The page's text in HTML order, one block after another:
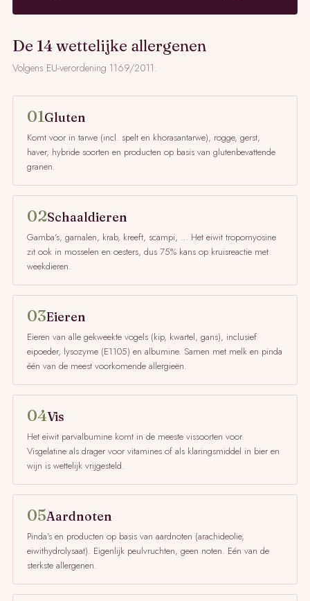
De 14 wettelijke allergenen
Volgens EU-verordening 1169/2011.
01Gluten
Komt voor in tarwe (incl. spelt en khorasantarwe), rogge, gerst,
haver, hybride soorten en producten op basis van glutenbevattende
granen.
02Schaaldieren
Gamba's, garnalen, krab, kreeft, scampi, … Het eiwit tropomyosine
zit ook in mosselen en oesters, dus 75% kans op kruisreactie met
weekdieren.
03Eieren
Eieren van alle gekweekte vogels (kip, kwartel, gans), inclusief
eipoeder, lysozyme (E1105) en albumine. Samen met melk en pinda
één van de meest voorkomende allergieën.
04Vis
Het eiwit parvalbumine komt in de meeste vissoorten voor.
Visgelatine als drager voor vitamines of als klaringsmiddel in bier en
wijn is wettelijk vrijgesteld.
05Aardnoten
Pinda's en producten op basis van aardnoten (arachideolie,
eiwithydrolysaat). Eigenlijk peulvruchten, geen noten. Eén van de
sterkste allergenen.